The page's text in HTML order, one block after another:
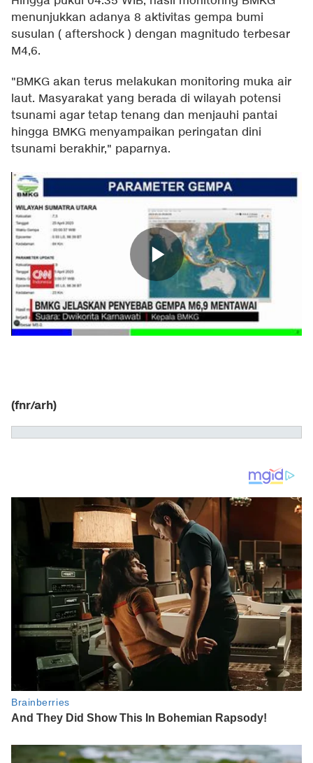
menunjukkan adanya 8 aktivitas gempa bumi
susulan ( aftershock ) dengan magnitudo terbesar
M4,6.
"BMKG akan terus melakukan monitoring muka air
laut. Masyarakat yang berada di wilayah potensi
tsunami agar tetap tenang dan menjauhi pantai
hingga BMKG menyampaikan peringatan dini
tsunami berakhir," paparnya.
(fnr/arh)